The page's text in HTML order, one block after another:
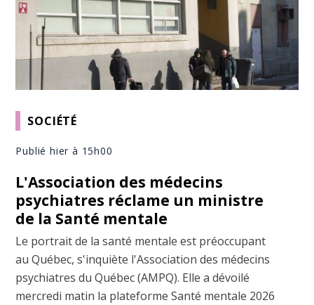
SOCIÉTÉ
Publié hier à 15h00
L'Association des médecins
psychiatres réclame un ministre
de la Santé mentale
Le portrait de la santé mentale est préoccupant
au Québec, s'inquiète l'Association des médecins
psychiatres du Québec (AMPQ). Elle a dévoilé
mercredi matin la plateforme Santé mentale 2026